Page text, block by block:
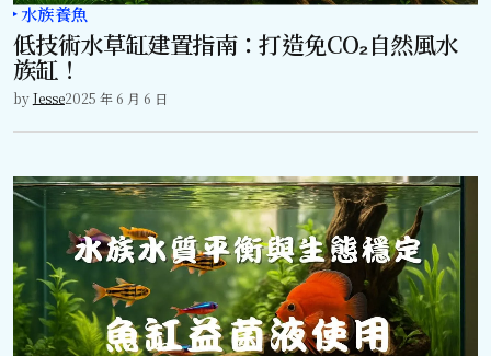
水族養魚
低技術水草缸建置指南：打造免CO₂自然風水
族缸！
byJesse2025 年 6 月 6 日